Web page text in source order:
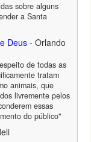
sobre alguns
a Santa
Deus - Orlando
de todas as
tratam
animais, que
livremente pelos
essas
do público"